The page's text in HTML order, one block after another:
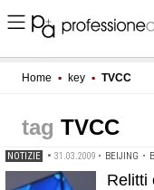
Home ▪ key ▪ TVCC
TVCC
NOTIZIE • 31.03.2009 • BEIJING •
Relitti